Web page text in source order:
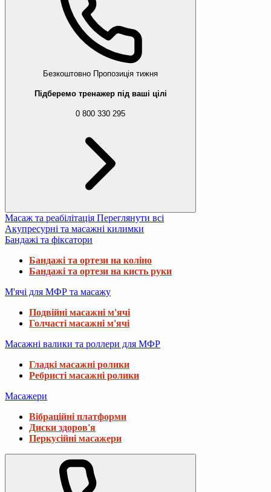
Безкоштовно Пропозиція тижня
Підберемо тренажер під ваші цілі
0 800 330 295
Масаж та реабілітація Переглянути всі
Акупресурні та масажні килимки
Бандажі та фіксатори
Бандажі та ортези на коліно
Бандажі та ортези на кисть руки
М'ячі для МФР та масажу
Подвійні масажні м'ячі
Голчасті масажні м'ячі
Масажні валики та роллери для МФР
Гладкі масажні ролики
Ребристі масажні ролики
Масажери
Вібраційні платформи
Диски здоров'я
Перкусійні масажери